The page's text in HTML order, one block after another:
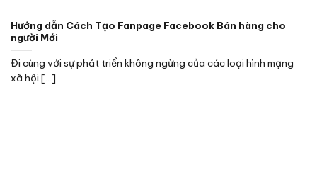
Hướng dẫn Cách Tạo Fanpage Facebook Bán hàng cho
người Mới
Đi cùng với sự phát triển không ngừng của các loại hình mạng
xã hội [...]